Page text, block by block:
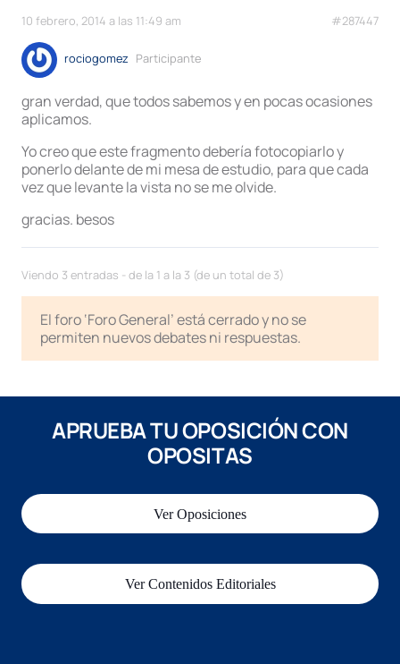
10 febrero, 2014 a las 11:49 am #287447
rociogomez Participante
gran verdad, que todos sabemos y en pocas ocasiones
aplicamos.
Yo creo que este fragmento debería fotocopiarlo y
ponerlo delante de mi mesa de estudio, para que cada
vez que levante la vista no se me olvide.
gracias. besos
Viendo 3 entradas - de la 1 a la 3 (de un total de 3)
El foro ‘Foro General’ está cerrado y no se
permiten nuevos debates ni respuestas.
APRUEBA TU OPOSICIÓN CON
OPOSITAS
Ver Oposiciones
Ver Contenidos Editoriales